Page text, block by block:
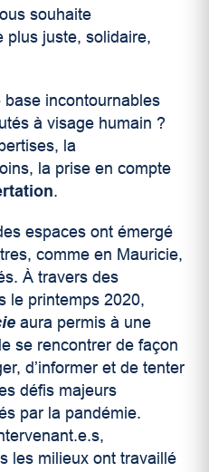
souhaite
plus juste, solidaire,
incontournables
à visage humain ?
la
la prise en compte
.
espaces ont émergé
comme en Mauricie,
À travers des
le printemps 2020,
aura permis à une
se rencontrer de façon
d’informer et de tenter
défis majeurs
par la pandémie.
les milieux ont travaillé